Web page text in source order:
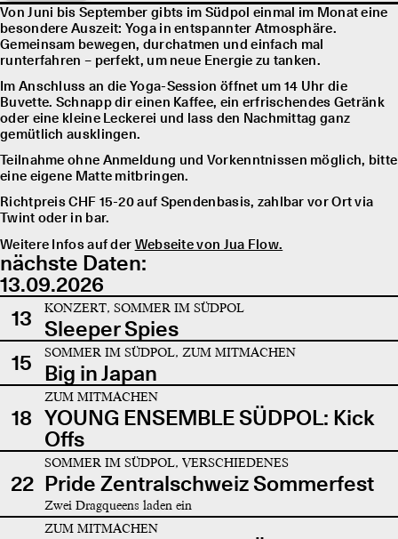
Von Juni bis September gibts im Südpol einmal im Monat eine
besondere Auszeit: Yoga in entspannter Atmosphäre.
Gemeinsam bewegen, durchatmen und einfach mal
runterfahren – perfekt, um neue Energie zu tanken.
Im Anschluss an die Yoga-Session öffnet um 14 Uhr die
Buvette. Schnapp dir einen Kaffee, ein erfrischendes Getränk
oder eine kleine Leckerei und lass den Nachmittag ganz
gemütlich ausklingen.
Teilnahme ohne Anmeldung und Vorkenntnissen möglich, bitte
eine eigene Matte mitbringen.
Richtpreis CHF 15-20 auf Spendenbasis, zahlbar vor Ort via
Twint oder in bar.
Weitere Infos auf der Webseite von Jua Flow.
nächste Daten:
13.09.2026
13
KONZERT, SOMMER IM SÜDPOL
Sleeper Spies
15
SOMMER IM SÜDPOL, ZUM MITMACHEN
Big in Japan
18
ZUM MITMACHEN
YOUNG ENSEMBLE SÜDPOL: Kick
Offs
22
SOMMER IM SÜDPOL, VERSCHIEDENES
Pride Zentralschweiz Sommerfest
Zwei Dragqueens laden ein
ZUM MITMACHEN